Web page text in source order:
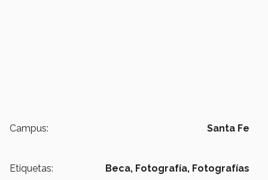
Campus: Santa Fe
Etiquetas: Beca, Fotografía, Fotografías